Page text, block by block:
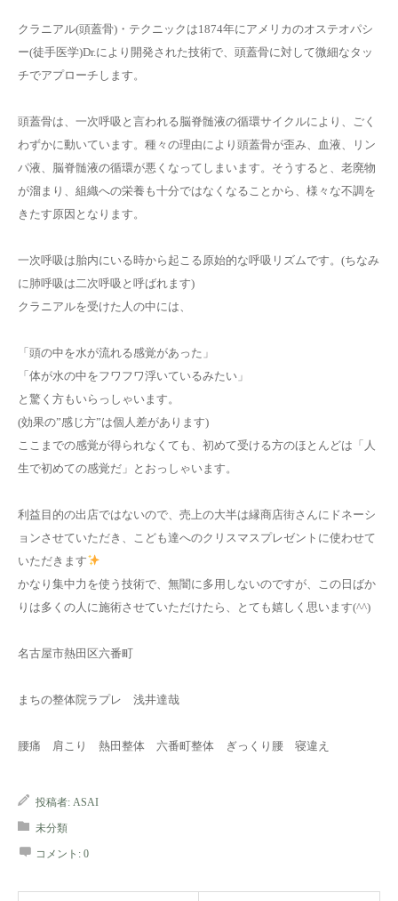
クラニアル(頭蓋骨)・テクニックは1874年にアメリカのオステオパシ
ー(徒手医学)Dr.により開発された技術で、頭蓋骨に対して微細なタッ
チでアプローチします。
頭蓋骨は、一次呼吸と言われる脳脊髄液の循環サイクルにより、ごく
わずかに動いています。種々の理由により頭蓋骨が歪み、血液、リン
パ液、脳脊髄液の循環が悪くなってしまいます。そうすると、老廃物
が溜まり、組織への栄養も十分ではなくなることから、様々な不調を
きたす原因となります。
一次呼吸は胎内にいる時から起こる原始的な呼吸リズムです。(ちなみ
に肺呼吸は二次呼吸と呼ばれます)
クラニアルを受けた人の中には、
「頭の中を水が流れる感覚があった」
「体が水の中をフワフワ浮いているみたい」
と驚く方もいらっしゃいます。
(効果の”感じ方”は個人差があります)
ここまでの感覚が得られなくても、初めて受ける方のほとんどは「人
生で初めての感覚だ」とおっしゃいます。
利益目的の出店ではないので、売上の大半は縁商店街さんにドネーシ
ョンさせていただき、こども達へのクリスマスプレゼントに使わせて
いただきます
かなり集中力を使う技術で、無闇に多用しないのですが、この日ばか
りは多くの人に施術させていただけたら、とても嬉しく思います(^^)
名古屋市熱田区六番町
まちの整体院ラプレ 浅井達哉
腰痛 肩こり 熱田整体 六番町整体 ぎっくり腰 寝違え
投稿者: ASAI
未分類
コメント: 0